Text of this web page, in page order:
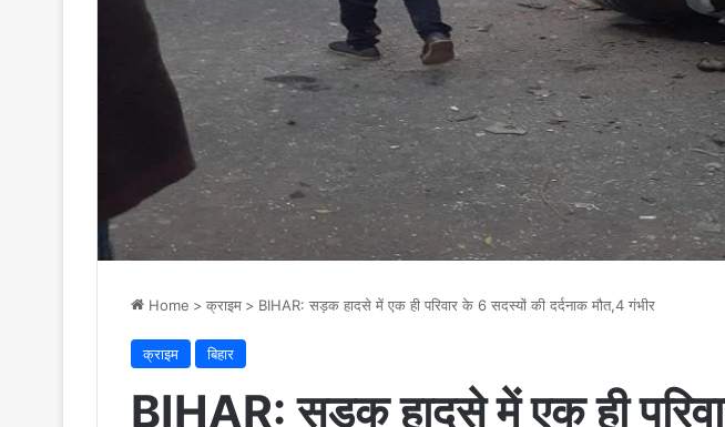
Home > क्राइम > BIHAR: सड़क हादसे में एक ही परिवार के 6 सदस्यों की दर्दनाक मौत,4 गंभीर
क्राइम बिहार
BIHAR: सड़क हादसे में एक ही